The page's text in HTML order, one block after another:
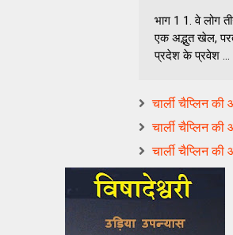
भाग 1 1. वे लोग
एक अद्भुत खेल,
प्रदेश के प्रवेश ...
चार्ली चैप्लिन
चार्ली चैप्लिन
चार्ली चैप्लिन